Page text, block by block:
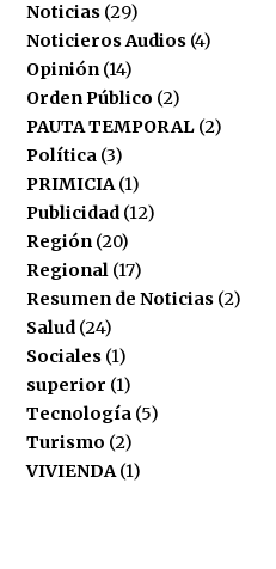
Noticias (29)
Noticieros Audios (4)
Opinión (14)
Orden Público (2)
PAUTA TEMPORAL (2)
Política (3)
PRIMICIA(1)
Publicidad (12)
Región (20)
Regional (17)
Resumen de Noticias (2)
Salud (24)
Sociales (1)
superior (1)
Tecnología (5)
Turismo (2)
VIVIENDA(1)